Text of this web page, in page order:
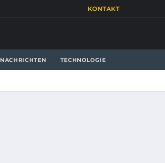
KONTAKT
NACHRICHTEN TECHNOLOGIE